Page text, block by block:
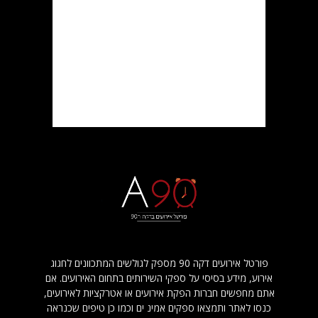
פורטל אירועים דקה 90 מספק לגולשים המתכוונים לחגוג
אירוע, מידע בסיסי על ספקי השירותים בתחום האירועים. אם
אתם מחפשים חברות הפקת אירועים או אטרקציות לאירועים,
כנסו לאתר ותמצאו ספקים אמינ ים וכמו כן טיפים שכנראה